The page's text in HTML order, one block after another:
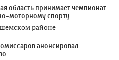
область принимает чемпионат
моторному спорту
районе
анонсировал